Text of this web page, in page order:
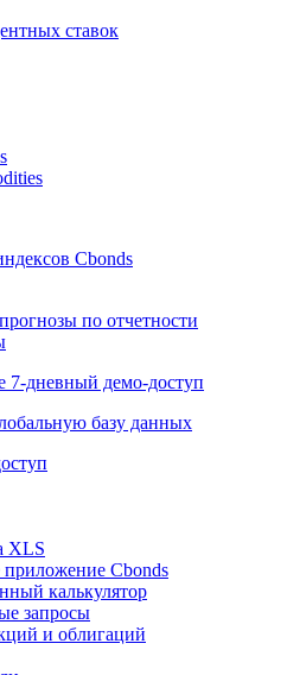
ставок
Cbonds
7-дневный
базу данных
XLS
Cbonds